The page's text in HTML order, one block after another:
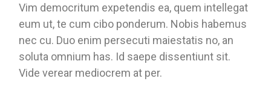
Vim democritum expetendis ea, quem intellegat
eum ut, te cum cibo ponderum. Nobis habemus
nec cu. Duo enim persecuti maiestatis no, an
soluta omnium has. Id saepe dissentiunt sit.
Vide verear mediocrem at per.